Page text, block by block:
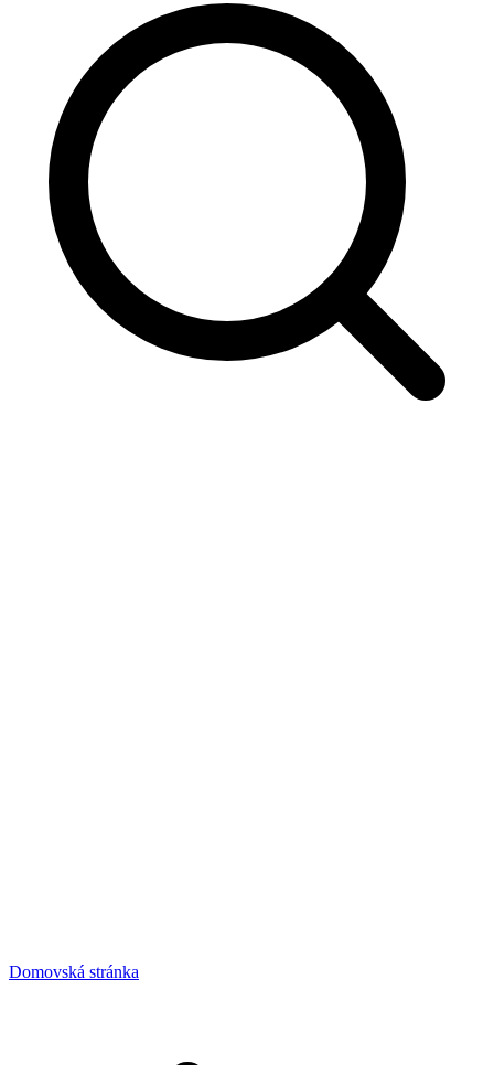
Domovská stránka